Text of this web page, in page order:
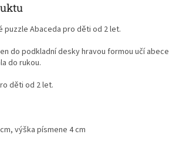
puzzle Abaceda pro děti od 2 let.
do podkladní desky hravou formou učí
do rukou.
děti od 2 let.
výška písmene 4 cm